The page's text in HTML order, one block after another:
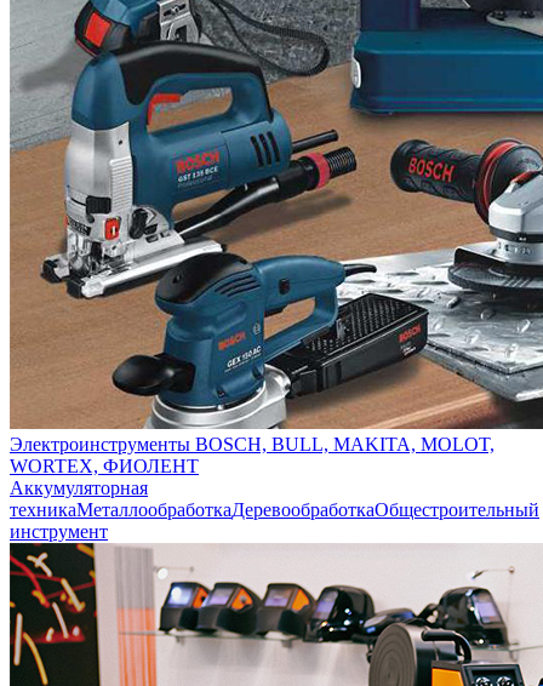
Электроинструменты BOSCH, BULL, MAKITA, MOLOT,
WORTEX, ФИОЛЕНТ
Аккумуляторная
техникаМеталлообработкаДеревообработкаОбщестроительный
инструмент